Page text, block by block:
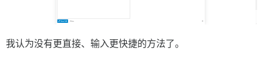
我认为没有更直接、输入更快捷的方法了。